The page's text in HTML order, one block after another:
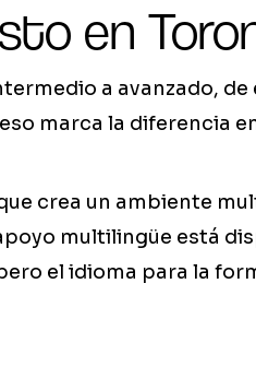
en
a avanzado, de
marca la diferencia
crea un ambiente
multilingüe está
el idioma para la